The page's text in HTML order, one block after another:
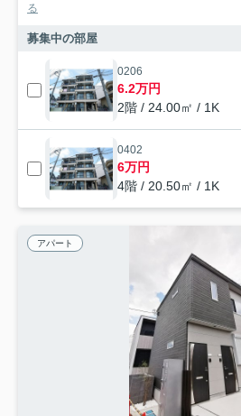
る
募集中の部屋
0206
6.2万円
2階 / 24.00㎡ / 1K
0402
6万円
4階 / 20.50㎡ / 1K
アパート